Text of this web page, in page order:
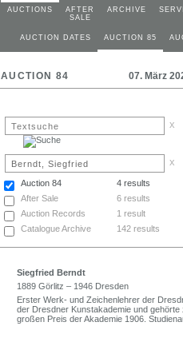
AUCTIONS
AFTER
SALE
ARCHIVE
AUCTION DATES AUCTION 85
AUCTION 84 07. März
x
x
Auction 84
4 results
After Sale
6 results
Auction Records
1 result
Catalogue Archive
142 results
Siegfried Berndt
1889 Görlitz – 1946 Dresden
Erster Werk- und Zeichenlehrer der
der Dresdner Kunstakademie und
großen Preis der Akademie 1906.